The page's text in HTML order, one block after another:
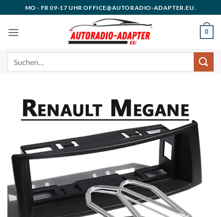
Inhalt
springen
MO - FR 09-17 UHR OFFICE@AUTORADIO-ADAPTER.EU.
0